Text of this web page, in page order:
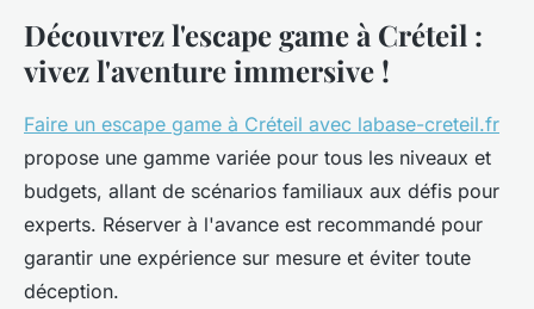
Découvrez l'escape game à Créteil :
vivez l'aventure immersive !
Faire un escape game à Créteil avec labase-creteil.fr
propose une gamme variée pour tous les niveaux et
budgets, allant de scénarios familiaux aux défis pour
experts. Réserver à l'avance est recommandé pour
garantir une expérience sur mesure et éviter toute
déception.